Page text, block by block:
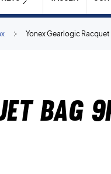
Yonex Gearlogic
Bag